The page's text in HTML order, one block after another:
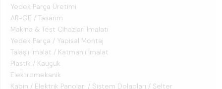
Yedek Parça Üretimi
AR-GE / Tasarım
Makina & Test Cihazları İmalatı
Yedek Parça / Yapısal Montaj
Talaşlı İmalat / Katmanlı İmalat
Plastik / Kauçuk
Elektromekanik
Kabin / Elektrik Panoları / Sistem Dolapları / Şelter